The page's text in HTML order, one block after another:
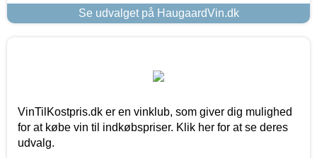
Se udvalget på HaugaardVin.dk
VinTilKostpris.dk er en vinklub, som giver dig mulighed
for at købe vin til indkøbspriser. Klik her for at se deres
udvalg.